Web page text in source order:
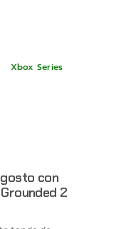
Xbox Series
con
2